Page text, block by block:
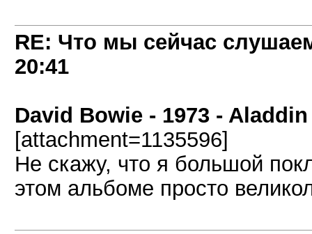
RE: Что мы сейчас
20:41
David Bowie - 1973 -
[attachment=1135596]
Не скажу, что я большой
этом альбоме просто